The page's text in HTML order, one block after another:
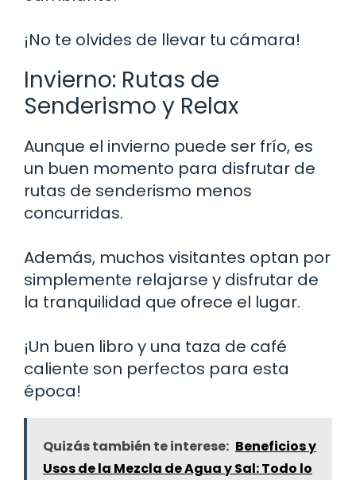
¡No te olvides de llevar tu cámara!
Invierno: Rutas de
Senderismo y Relax
Aunque el invierno puede ser frío, es
un buen momento para disfrutar de
rutas de senderismo menos
concurridas.
Además, muchos visitantes optan por
simplemente relajarse y disfrutar de
la tranquilidad que ofrece el lugar.
¡Un buen libro y una taza de café
caliente son perfectos para esta
época!
Quizás también te interese: Beneficios y
Usos de la Mezcla de Agua y Sal: Todo lo